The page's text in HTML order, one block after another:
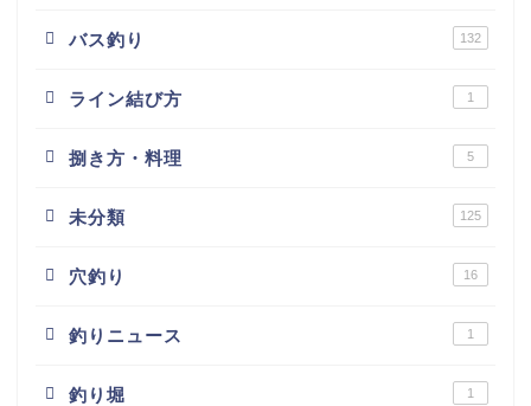
バス釣り 132
ライン結び方 1
捌き方・料理 5
未分類 125
穴釣り 16
釣りニュース 1
釣り堀 1